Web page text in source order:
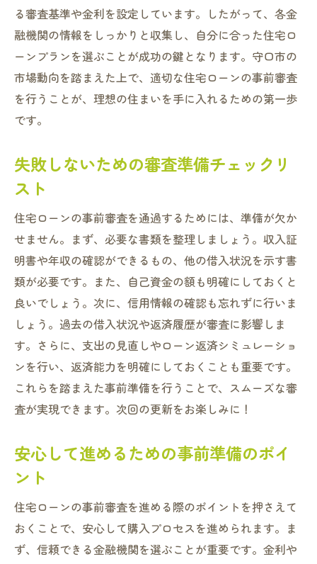
2023年最新の住宅ローントレンド
守口市で注目のローン商品とは
市場の動向が及ぼす影響を分析
最新のローンテクノロジー活用法
る審査基準や金利を設定しています。したがって、各金
融機関の情報をしっかりと収集し、自分に合った住宅ロ
ーンプランを選ぶことが成功の鍵となります。守口市の
市場動向を踏まえた上で、適切な住宅ローンの事前審査
を行うことが、理想の住まいを手に入れるための第一歩
です。
失敗しないための審査準備チェックリ
スト
住宅ローンの事前審査を通過するためには、準備が欠か
せません。まず、必要な書類を整理しましょう。収入証
明書や年収の確認ができるもの、他の借入状況を示す書
類が必要です。また、自己資金の額も明確にしておくと
良いでしょう。次に、信用情報の確認も忘れずに行いま
しょう。過去の借入状況や返済履歴が審査に影響しま
す。さらに、支出の見直しやローン返済シミュレーショ
ンを行い、返済能力を明確にしておくことも重要です。
これらを踏まえた事前準備を行うことで、スムーズな審
査が実現できます。次回の更新をお楽しみに！
安心して進めるための事前準備のポイ
ント
住宅ローンの事前審査を進める際のポイントを押さえて
おくことで、安心して購入プロセスを進められます。ま
ず、信頼できる金融機関を選ぶことが重要です。金利や